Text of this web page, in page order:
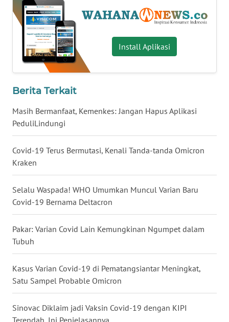
Install Aplikasi
Berita Terkait
Masih Bermanfaat, Kemenkes: Jangan Hapus Aplikasi
PeduliLindungi
Covid-19 Terus Bermutasi, Kenali Tanda-tanda Omicron
Kraken
Selalu Waspada! WHO Umumkan Muncul Varian Baru
Covid-19 Bernama Deltacron
Pakar: Varian Covid Lain Kemungkinan Ngumpet dalam
Tubuh
Kasus Varian Covid-19 di Pematangsiantar Meningkat,
Satu Sampel Probable Omicron
Sinovac Diklaim jadi Vaksin Covid-19 dengan KIPI
Terendah, Ini Penjelasannya
NTB
WN
SULTENG
WN
BABEL
WN
SUMBAR
SUMSEL
BENGKULU
LAMPUNG
JATENG